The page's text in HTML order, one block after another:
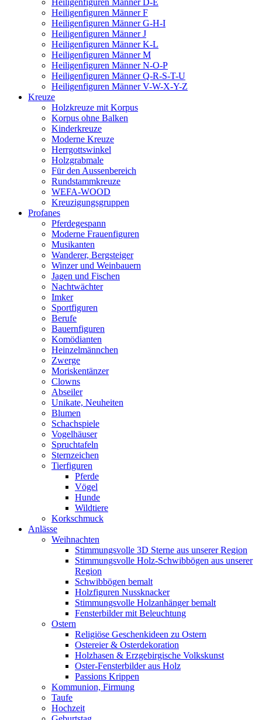
Heiligenfiguren Männer D-E
Heiligenfiguren Männer F
Heiligenfiguren Männer G-H-I
Heiligenfiguren Männer J
Heiligenfiguren Männer K-L
Heiligenfiguren Männer M
Heiligenfiguren Männer N-O-P
Heiligenfiguren Männer Q-R-S-T-U
Heiligenfiguren Männer V-W-X-Y-Z
Kreuze
Holzkreuze mit Korpus
Korpus ohne Balken
Kinderkreuze
Moderne Kreuze
Herrgottswinkel
Holzgrabmale
Für den Aussenbereich
Rundstammkreuze
WEFA-WOOD
Kreuzigungsgruppen
Profanes
Pferdegespann
Moderne Frauenfiguren
Musikanten
Wanderer, Bergsteiger
Winzer und Weinbauern
Jagen und Fischen
Nachtwächter
Imker
Sportfiguren
Berufe
Bauernfiguren
Komödianten
Heinzelmännchen
Zwerge
Moriskentänzer
Clowns
Abseiler
Unikate, Neuheiten
Blumen
Schachspiele
Vogelhäuser
Spruchtafeln
Sternzeichen
Tierfiguren
Pferde
Vögel
Hunde
Wildtiere
Korkschmuck
Anlässe
Weihnachten
Stimmungsvolle 3D Sterne aus unserer Region
Stimmungsvolle Holz-Schwibbögen aus unserer
Region
Schwibbögen bemalt
Holzfiguren Nussknacker
Stimmungsvolle Holzanhänger bemalt
Fensterbilder mit Beleuchtung
Ostern
Religiöse Geschenkideen zu Ostern
Ostereier & Osterdekoration
Holzhasen & Erzgebirgische Volkskunst
Oster-Fensterbilder aus Holz
Passions Krippen
Kommunion, Firmung
Taufe
Hochzeit